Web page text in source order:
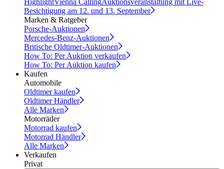
HighlightVienna CallingAuktionsveranstaltung mit Live-
Besichtigung am 12. und 13. September
Marken & Ratgeber
Porsche-Auktionen
Mercedes-Benz-Auktionen
Britische Oldtimer-Auktionen
How To: Per Auktion verkaufen
How To: Per Auktion kaufen
Kaufen
Automobile
Oldtimer kaufen
Oldtimer Händler
Alle Marken
Motorräder
Motorrad kaufen
Motorrad Händler
Alle Marken
Verkaufen
Privat